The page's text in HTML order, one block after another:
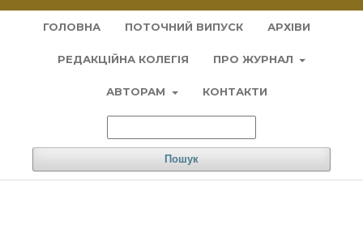
ГОЛОВНА ПОТОЧНИЙ ВИПУСК АРХІВИ
РЕДАКЦІЙНА КОЛЕГІЯ ПРО ЖУРНАЛ
АВТОРАМ КОНТАКТИ
Пошук